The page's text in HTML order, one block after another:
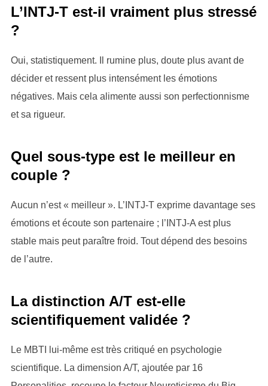
L’INTJ-T est-il vraiment plus stressé
?
Oui, statistiquement. Il rumine plus, doute plus avant de
décider et ressent plus intensément les émotions
négatives. Mais cela alimente aussi son perfectionnisme
et sa rigueur.
Quel sous-type est le meilleur en
couple ?
Aucun n’est « meilleur ». L’INTJ-T exprime davantage ses
émotions et écoute son partenaire ; l’INTJ-A est plus
stable mais peut paraître froid. Tout dépend des besoins
de l’autre.
La distinction A/T est-elle
scientifiquement validée ?
Le MBTI lui-même est très critiqué en psychologie
scientifique. La dimension A/T, ajoutée par 16